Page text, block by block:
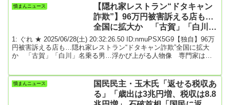
価格」も公表した。2024年産米の玄米60キロ当たりの価格は2万
7102円となり、2カ月ぶりに最高値を更新した。前月から1226円増え
憤まんニュース
【隠れ家レストラン“ドタキャン
詐欺”】96万円被害訴える店も…
全国に拡大か 「古賀」「白川」
名乗る男…海外闇バイトの可能性
1: ぐれ ★ 2025/06/28(土) 20:32:26.50 ID:nmuPSX5G9【独自】96万
円被害訴える店も…隠れ家レストラン“ドタキャン詐欺”全国に拡大
か 「古賀」「白川」名乗る男…浮かび上がる人物像 専門家は海
た“ドタキャン詐欺”に、新たな動きがあった。“古賀を名乗る男”96万
円の被害訴える店も実在する高校の職員だと偽り店を予約し、ドタ
憤まんニュース
国民民主・玉木氏「返せる税収あ
る」「歳出は3兆円増、税収は8.8